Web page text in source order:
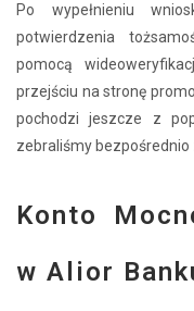
Po wypełnieniu
potwierdzenia
pomocą
przejściu na stronę
pochodzi jeszcze z
zebraliśmy bezpośrednio
Konto
w Alior